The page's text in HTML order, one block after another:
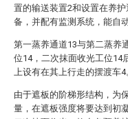
置的输送装置2和设置在养
备，并配有监测系统，能自
第一蒸养通道13与第二蒸养
位14，二次抹面收光工位14
上设有在其上行走的摆渡车4
由于遮板的阶梯形结构，为
量，在遮板强度将要达到初